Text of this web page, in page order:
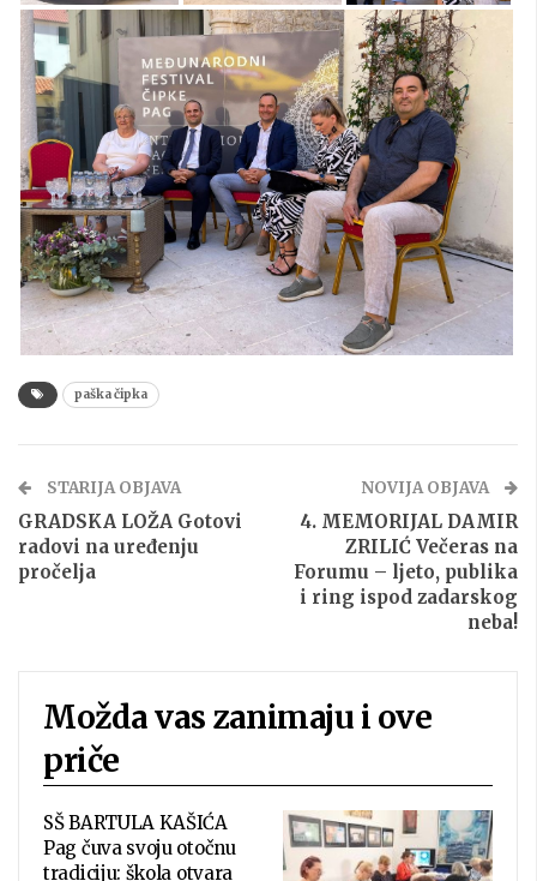
paška čipka
STARIJA OBJAVA
GRADSKA LOŽA Gotovi
radovi na uređenju
pročelja
NOVIJA OBJAVA
4. MEMORIJAL DAMIR
ZRILIĆ Večeras na
Forumu – ljeto, publika
i ring ispod zadarskog
neba!
Možda vas zanimaju i ove
priče
SŠ BARTULA KAŠIĆA
Pag čuva svoju otočnu
tradiciju: škola otvara